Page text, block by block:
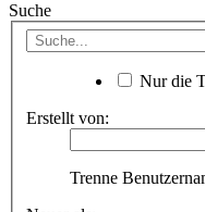
Suche
Nur die
Erstellt von:
Trenne